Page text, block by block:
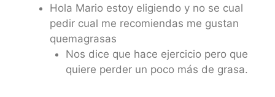
Hola Mario estoy eligiendo y no se cual
pedir cual me recomiendas me gustan
quemagrasas
Nos dice que hace ejercicio pero que
quiere perder un poco más de grasa.